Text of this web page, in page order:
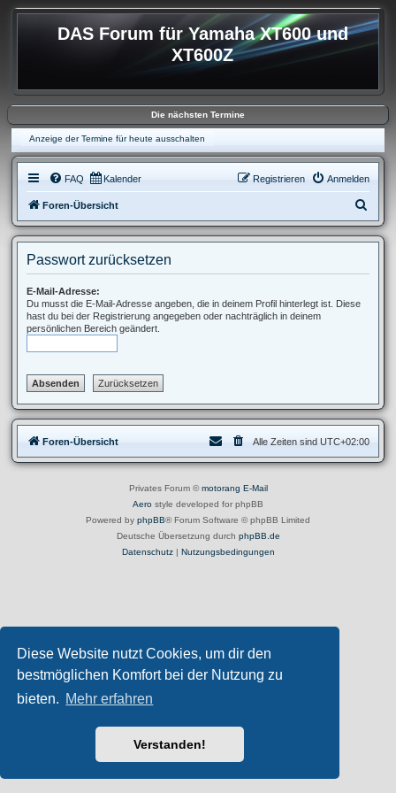
Diese Website nutzt Cookies, um dir den
bestmöglichen Komfort bei der Nutzung zu
bieten. Mehr erfahren
Verstanden!
DAS Forum für Yamaha XT600 und
XT600Z
Die nächsten Termine
Anzeige der Termine für heute ausschalten
FAQ Kalender Anmelden
Registrieren
Foren-Übersicht
u
Passwort zurücksetzen
E-Mail-Adresse:
Du musst die E-Mail-Adresse angeben, die in deinem Profil hinterlegt ist. Diese
hast du bei der Registrierung angegeben oder nachträglich in deinem
persönlichen Bereich geändert.
Foren-Übersicht Alle Zeiten sind UTC+02:00
Privates Forum ©motorang E-Mail
Aero style developed for phpBB
Powered by phpBB® Forum Software © phpBB Limited
Deutsche Übersetzung durch phpBB.de
Datenschutz| Nutzungsbedingungen